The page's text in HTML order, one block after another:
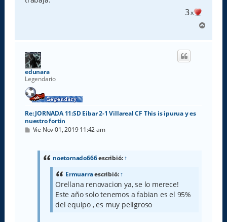
3x
r
edunara
Legendario
Re: JORNADA 11:SD Eibar 2-1 Villareal CF This is ipurua y es
nuestro fortin
M
Vie Nov 01, 2019 11:42 am
noetornado666escribió:↑
Ermuarraescribió:↑
Orellana renovacion ya, se lo merece!
Este año solo tenemos a fabian es el 95%
del equipo , es muy peligroso